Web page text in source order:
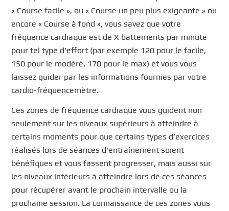
« Course facile », ou « Course un peu plus exigeante » ou
encore « Course à fond », vous savez que votre
fréquence cardiaque est de X battements par minute
pour tel type d’effort (par exemple 120 pour le facile,
150 pour le modéré, 170 pour le max) et vous vous
laissez guider par les informations fournies par votre
cardio-fréquencemètre.
Ces zones de fréquence cardiaque vous guident non
seulement sur les niveaux supérieurs à atteindre à
certains moments pour que certains types d’exercices
réalisés lors de séances d’entraînement soient
bénéfiques et vous fassent progresser, mais aussi sur
les niveaux inférieurs à atteindre lors de ces séances
pour récupérer avant le prochain intervalle ou la
prochaine session. La connaissance de ces zones vous